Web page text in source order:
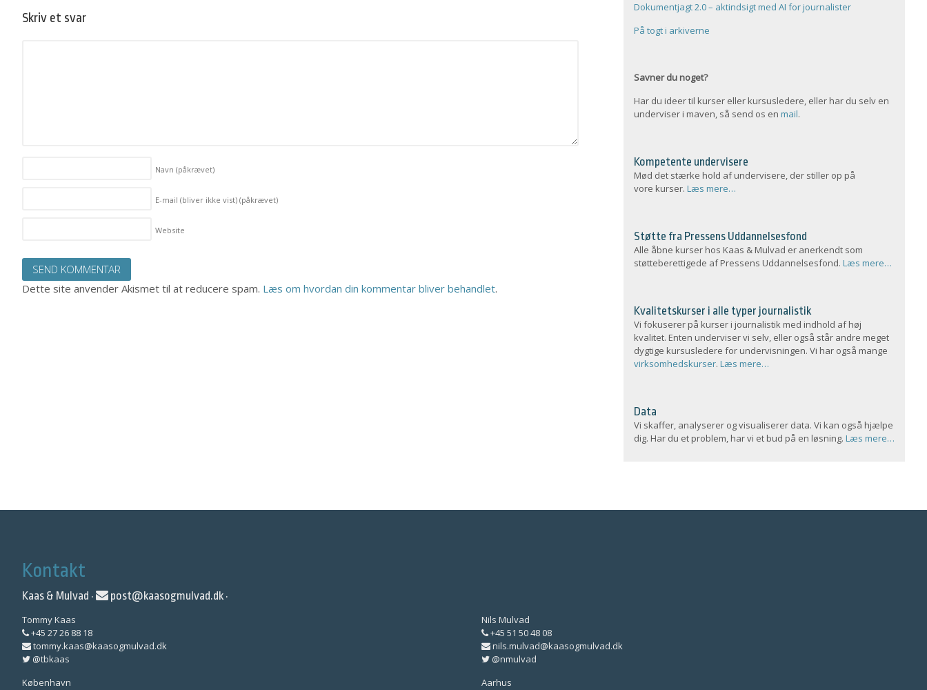
Skriv et svar
Navn (påkrævet)
E-mail (bliver ikke vist) (påkrævet)
Website
Dette site anvender Akismet til at reducere spam. Læs om hvordan din kommentar bliver behandlet.
Dokumentjagt 2.0 – aktindsigt med AI for journalister
På togt i arkiverne
Savner du noget?
Har du ideer til kurser eller kursusledere, eller har du selv en
underviser i maven, så send os en mail.
Kompetente undervisere
Mød det stærke hold af undervisere, der stiller op på
vore kurser. Læs mere…
Støtte fra Pressens Uddannelsesfond
Alle åbne kurser hos Kaas & Mulvad er anerkendt som
støtteberettigede af Pressens Uddannelsesfond. Læs mere…
Kvalitetskurser i alle typer journalistik
Vi fokuserer på kurser i journalistik med indhold af høj
kvalitet. Enten underviser vi selv, eller også står andre meget
dygtige kursusledere for undervisningen. Vi har også mange
virksomhedskurser. Læs mere…
Data
Vi skaffer, analyserer og visualiserer data. Vi kan også hjælpe
dig. Har du et problem, har vi et bud på en løsning. Læs mere…
Kontakt
Kaas & Mulvad · post@kaasogmulvad.dk ·
Tommy Kaas
+45 27 26 88 18
tommy.kaas@kaasogmulvad.dk
@tbkaas
København
Nils Mulvad
+45 51 50 48 08
nils.mulvad@kaasogmulvad.dk
@nmulvad
Aarhus